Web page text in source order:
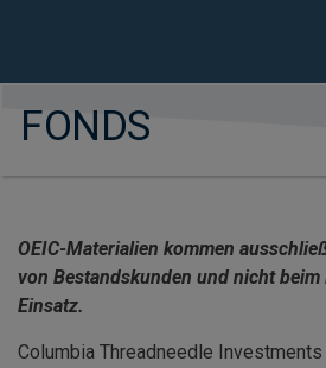
FONDS
OEIC-Materialien kommen
von Bestandskunden und nicht
Einsatz.
Columbia Threadneedle